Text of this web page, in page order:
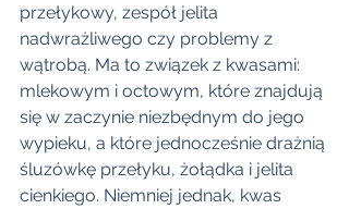
przełykowy, zespół jelita
nadwrażliwego czy problemy z
wątrobą. Ma to związek z kwasami:
mlekowym i octowym, które znajdują
się w zaczynie niezbędnym do jego
wypieku, a które jednocześnie drażnią
śluzówkę przełyku, żołądka i jelita
cienkiego. Niemniej jednak, kwas